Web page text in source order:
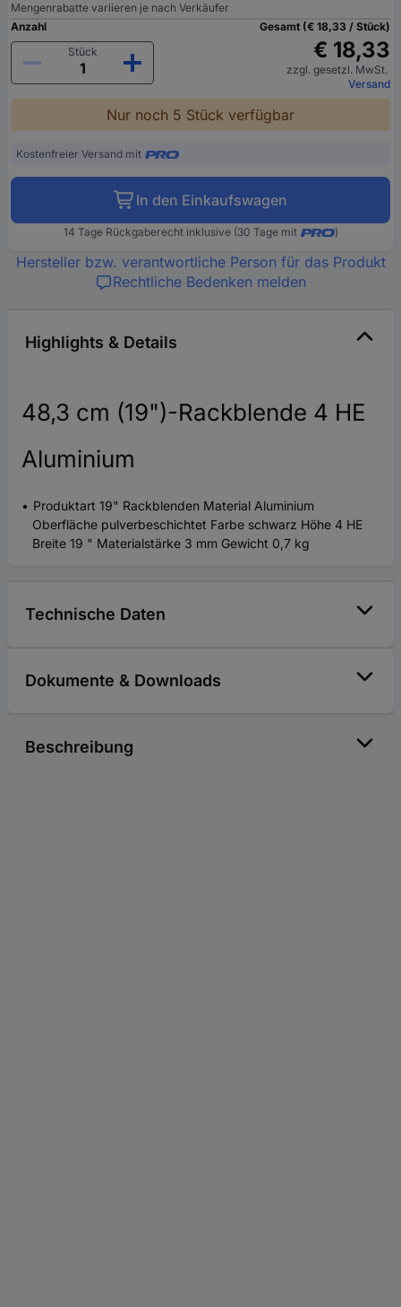
Mengenrabatte variieren je nach Verkäufer
Anzahl
Stück
Gesamt (€ 18,33 / Stück)
€ 18,33
zzgl. gesetzl. MwSt.
Versand
Nur noch 5 Stück verfügbar
Kostenfreier Versand mit
In den Einkaufswagen
14 Tage Rückgaberecht inklusive (30 Tage mit )
Hersteller bzw. verantwortliche Person für das Produkt
Rechtliche Bedenken melden
Highlights & Details
48,3 cm (19")-Rackblende 4 HE
Aluminium
Produktart 19" Rackblenden Material Aluminium
Oberfläche pulverbeschichtet Farbe schwarz Höhe 4 HE
Breite 19 " Materialstärke 3 mm Gewicht 0,7 kg
Technische Daten
Dokumente & Downloads
Beschreibung